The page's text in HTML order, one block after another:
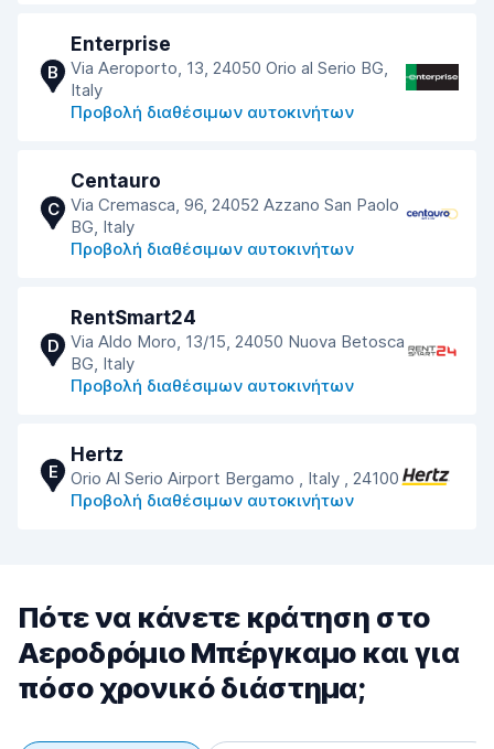
B
Enterprise
Via Aeroporto, 13, 24050 Orio al Serio BG,
Italy
Προβολή διαθέσιμων αυτοκινήτων
C
Centauro
Via Cremasca, 96, 24052 Azzano San Paolo
BG, Italy
Προβολή διαθέσιμων αυτοκινήτων
D
RentSmart24
Via Aldo Moro, 13/15, 24050 Nuova Betosca
BG, Italy
Προβολή διαθέσιμων αυτοκινήτων
E
Hertz
Orio Al Serio Airport Bergamo , Italy , 24100
Προβολή διαθέσιμων αυτοκινήτων
Πότε να κάνετε κράτηση στο
Αεροδρόμιο Μπέργκαμο και για
πόσο χρονικό διάστημα;